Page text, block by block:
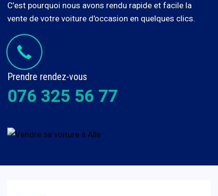
C’est pourquoi nous avons rendu rapide et facile la
vente de votre voiture d'occasion en quelques clics.
Prendre rendez-vous
076 325 56 77